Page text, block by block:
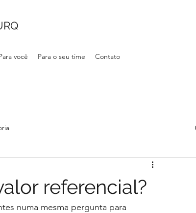
você Para o seu time Contato
referencial?
numa mesma pergunta para